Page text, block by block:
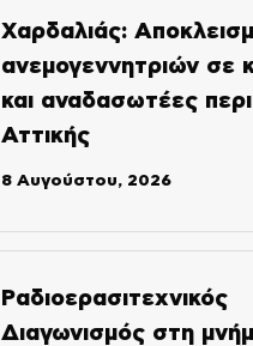
Χαρδαλιάς:
ανεμογεννητριών σε
και αναδασωτέες
Αττικής
8 Αυγούστου, 2026
Ραδιοερασιτεχνικός
Διαγωνισμός στη